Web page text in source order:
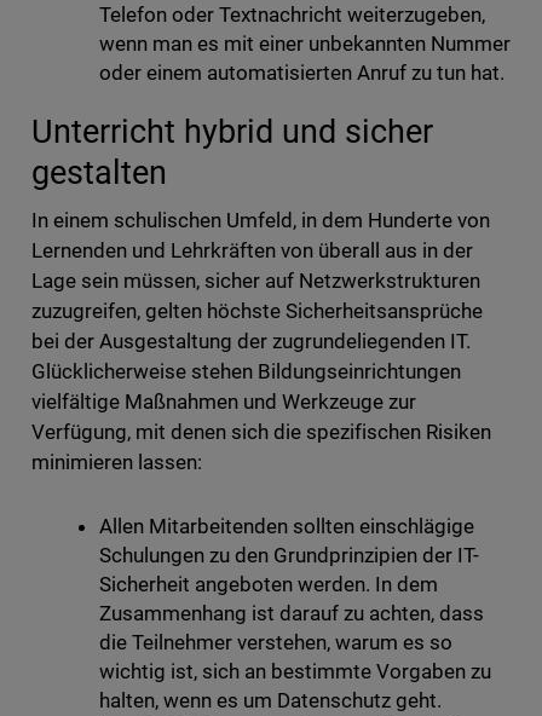
Telefon oder Textnachricht weiterzugeben,
wenn man es mit einer unbekannten Nummer
oder einem automatisierten Anruf zu tun hat.
Unterricht hybrid und sicher
gestalten
In einem schulischen Umfeld, in dem Hunderte von
Lernenden und Lehrkräften von überall aus in der
Lage sein müssen, sicher auf Netzwerkstrukturen
zuzugreifen, gelten höchste Sicherheitsansprüche
bei der Ausgestaltung der zugrundeliegenden IT.
Glücklicherweise stehen Bildungseinrichtungen
vielfältige Maßnahmen und Werkzeuge zur
Verfügung, mit denen sich die spezifischen Risiken
minimieren lassen:
Allen Mitarbeitenden sollten einschlägige
Schulungen zu den Grundprinzipien der IT-
Sicherheit angeboten werden. In dem
Zusammenhang ist darauf zu achten, dass
die Teilnehmer verstehen, warum es so
wichtig ist, sich an bestimmte Vorgaben zu
halten, wenn es um Datenschutz geht.